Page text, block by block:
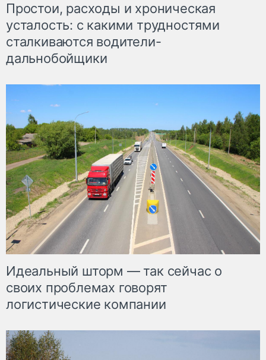
Простои, расходы и хроническая
усталость: с какими трудностями
сталкиваются водители-
дальнобойщики
Идеальный шторм — так сейчас о
своих проблемах говорят
логистические компании